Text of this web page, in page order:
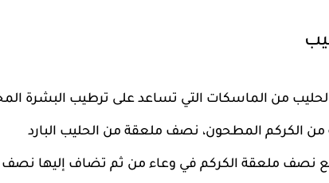
من الماسكات التي تساعد على ترطيب البشرة
من الكركم المطحون، نصف ملعقة من الحليب البارد
نصف ملعقة الكركم في وعاء من ثم تضاف إليها نصف